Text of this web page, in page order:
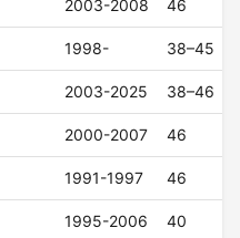
2003-2008 46
1998- 38–45
2003-2025 38–46
2000-2007 46
1991-1997 46
1995-2006 40